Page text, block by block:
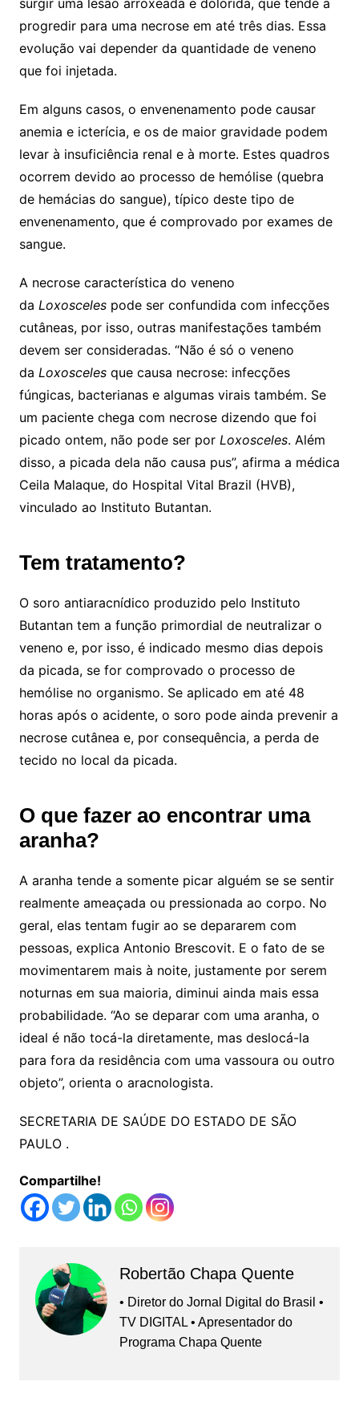
progredir para uma necrose em até três dias. Essa
evolução vai depender da quantidade de veneno
que foi injetada.
Em alguns casos, o envenenamento pode causar
anemia e icterícia, e os de maior gravidade podem
levar à insuficiência renal e à morte. Estes quadros
ocorrem devido ao processo de hemólise (quebra
de hemácias do sangue), típico deste tipo de
envenenamento, que é comprovado por exames de
sangue.
A necrose característica do veneno
da Loxoscelespode ser confundida com infecções
cutâneas, por isso, outras manifestações também
devem ser consideradas. “Não é só o veneno
da Loxoscelesque causa necrose: infecções
fúngicas, bacterianas e algumas virais também. Se
um paciente chega com necrose dizendo que foi
picado ontem, não pode ser por Loxosceles. Além
disso, a picada dela não causa pus”, afirma a médica
Ceila Malaque, do Hospital Vital Brazil (HVB),
vinculado ao Instituto Butantan.
Tem tratamento?
O soro antiaracnídico produzido pelo Instituto
Butantan tem a função primordial de neutralizar o
veneno e, por isso, é indicado mesmo dias depois
da picada, se for comprovado o processo de
hemólise no organismo. Se aplicado em até 48
horas após o acidente, o soro pode ainda prevenir a
necrose cutânea e, por consequência, a perda de
tecido no local da picada.
O que fazer ao encontrar uma
aranha?
A aranha tende a somente picar alguém se se sentir
realmente ameaçada ou pressionada ao corpo. No
geral, elas tentam fugir ao se depararem com
pessoas, explica Antonio Brescovit. E o fato de se
movimentarem mais à noite, justamente por serem
noturnas em sua maioria, diminui ainda mais essa
probabilidade. “Ao se deparar com uma aranha, o
ideal é não tocá-la diretamente, mas deslocá-la
para fora da residência com uma vassoura ou outro
objeto”, orienta o aracnologista.
SECRETARIA DE SAÚDE DO ESTADO DE SÃO
PAULO .
Compartilhe!
Robertão Chapa Quente
• Diretor do Jornal Digital do Brasil •
TV DIGITAL • Apresentador do
Programa Chapa Quente